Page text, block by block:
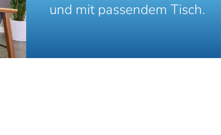
und mit passendem Tisch.